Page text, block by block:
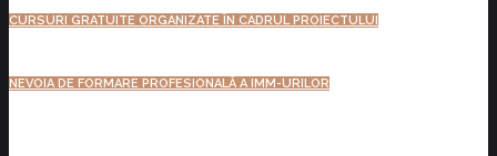
CURSURI GRATUITE ORGANIZATE ÎN CADRUL PROIECTULUI
NEVOIA DE FORMARE PROFESIONALĂ A IMM-URILOR